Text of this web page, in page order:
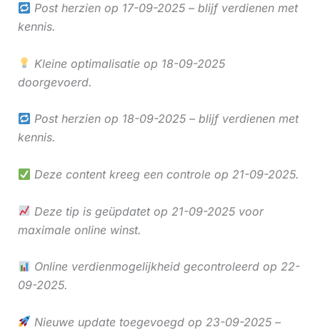
Post herzien op 17-09-2025 – blijf verdienen met
kennis.
Kleine optimalisatie op 18-09-2025
doorgevoerd.
Post herzien op 18-09-2025 – blijf verdienen met
kennis.
Deze content kreeg een controle op 21-09-2025.
Deze tip is geüpdatet op 21-09-2025 voor
maximale online winst.
Online verdienmogelijkheid gecontroleerd op 22-
09-2025.
Nieuwe update toegevoegd op 23-09-2025 –